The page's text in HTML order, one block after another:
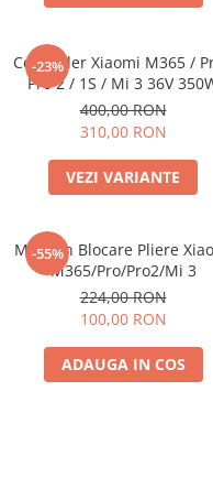
-23%
Controller Xiaomi M365 /
Pro 2 / 1S / Mi 3 36V
Compatibil
400,00 RON
310,00 RON
VEZI VARIANTE
-55%
Manson Blocare Pliere
M365/Pro/Pro2/Mi 3
224,00 RON
100,00 RON
ADAUGA IN COS